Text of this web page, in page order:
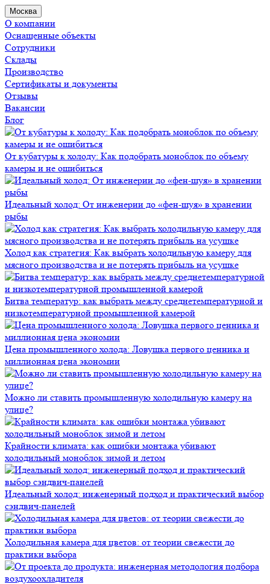
Москва
О компании
Оснащенные объекты
Сотрудники
Склады
Производство
Сертификаты и документы
Отзывы
Вакансии
Блог
От кубатуры к холоду: Как подобрать моноблок по объему
камеры и не ошибиться
Идеальный холод: От инженерии до «фен-шуя» в хранении
рыбы
Холод как стратегия: Как выбрать холодильную камеру для
мясного производства и не потерять прибыль на усушке
Битва температур: как выбрать между среднетемпературной и
низкотемпературной промышленной камерой
Цена промышленного холода: Ловушка первого ценника и
миллионная цена экономии
Можно ли ставить промышленную холодильную камеру на
улице?
Крайности климата: как ошибки монтажа убивают
холодильный моноблок зимой и летом
Идеальный холод: инженерный подход и практический выбор
сэндвич-панелей
Холодильная камера для цветов: от теории свежести до
практики выбора